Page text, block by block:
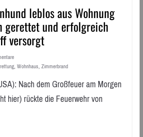
leblos aus Wohnung
gerettet und erfolgreich
versorgt
, Wohnhaus, Zimmerbrand
Nach dem Großfeuer am Morgen
hier) rückte die Feuerwehr von